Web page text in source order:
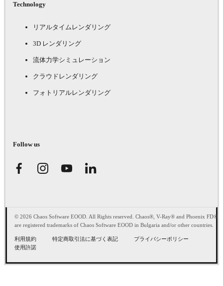
Technology
リアルタイムレンダリング
3D レンダリング
流体力学シミュレーション
クラウドレンダリング
フォトリアルレンダリング
Follow us
© 2026 Chaos Software EOOD. All Rights reserved. Chaos®, V-Ray® and Phoenix FD®
are registered trademarks of Chaos Software EOOD in Bulgaria and/or other countries.
利用規約 特定商取引法に基づく表記
プライバシーポリシー
使用許諾